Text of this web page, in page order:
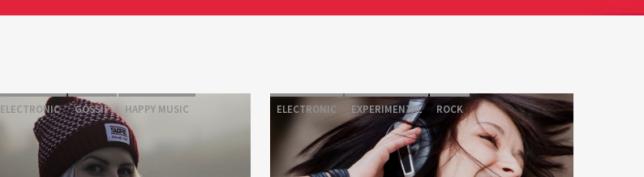
ELECTRONIC GOSSIP HAPPY MUSIC ELECTRONIC EXPERIMENTAL ROCK